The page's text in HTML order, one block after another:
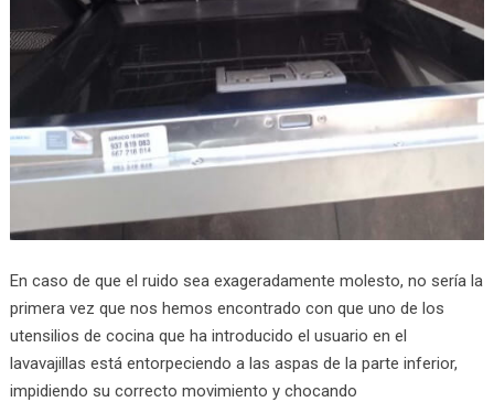
En caso de que el ruido sea exageradamente molesto, no sería la
primera vez que nos hemos encontrado con que uno de los
utensilios de cocina que ha introducido el usuario en el
lavavajillas está entorpeciendo a las aspas de la parte inferior,
impidiendo su correcto movimiento y chocando